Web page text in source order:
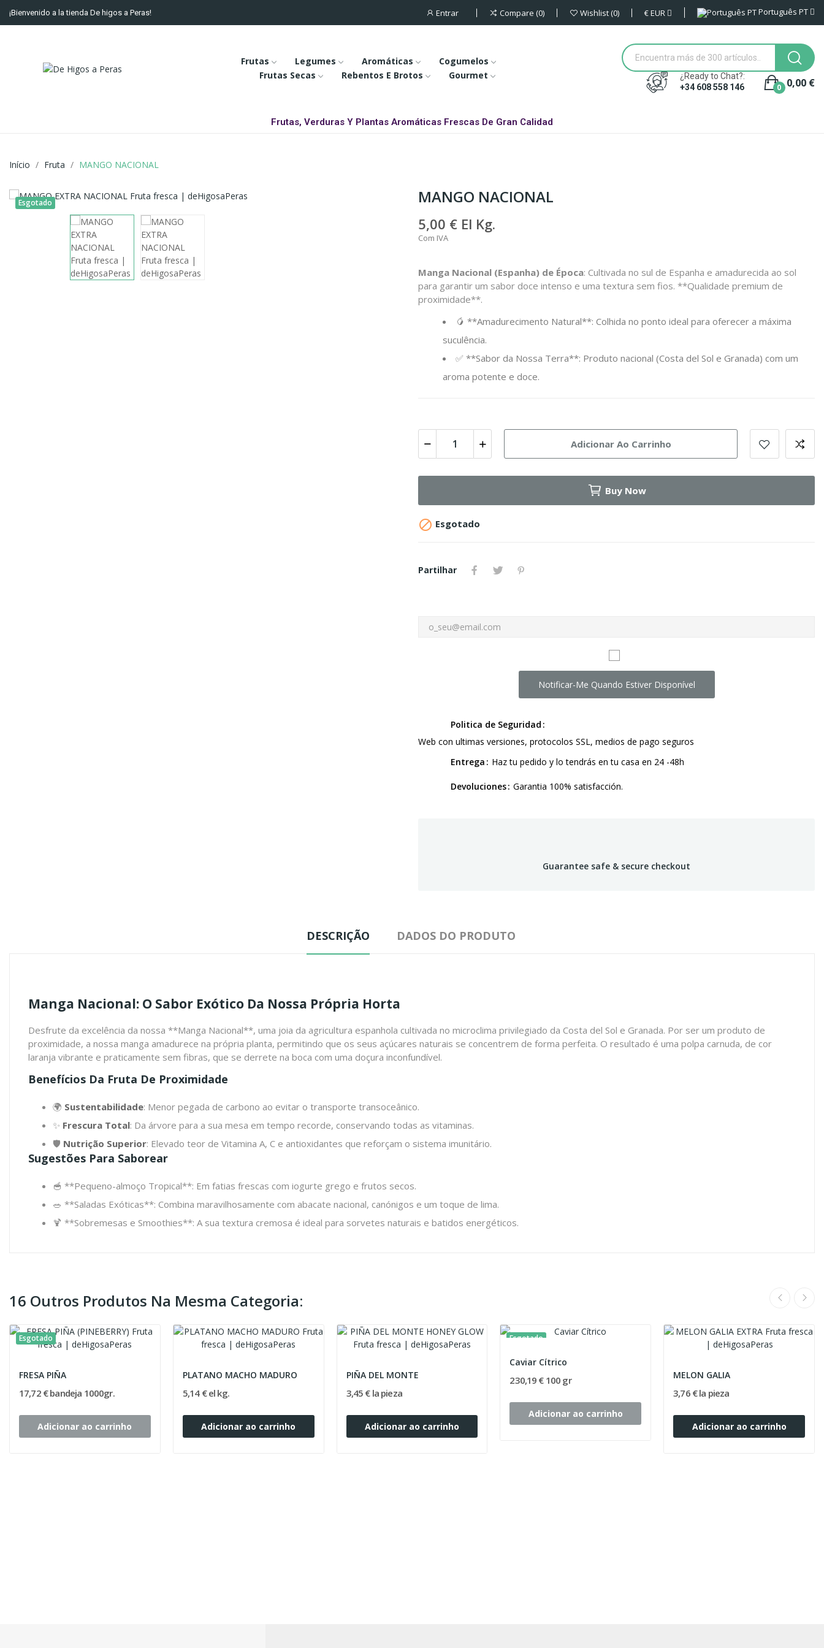
¡Bienvenido a la tienda De higos a Peras! Entrar Compare 0 Wishlist 0 €EUR Português PT
Frutas Legumes Aromáticas
Cogumelos
Frutas Secas
Rebentos E Brotos Gourmet
¿Ready to Chat?:
+34 608 558 146
0,00 €
0
Frutas, Verduras Y Plantas Aromáticas Frescas De Gran Calidad
Início Fruta MANGO NACIONAL
Esgotado MANGO NACIONAL
5,00 € El Kg.
Com IVA
Manga Nacional (Espanha) de Época: Cultivada no sul de Espanha e amadurecida ao sol
para garantir um sabor doce intenso e uma textura sem fios. **Qualidade premium de
proximidade**.
🥭 **Amadurecimento Natural**: Colhida no ponto ideal para oferecer a máxima
suculência.
✅ **Sabor da Nossa Terra**: Produto nacional (Costa del Sol e Granada) com um
aroma potente e doce.
Adicionar Ao Carrinho
Buy Now
 Esgotado
Partilhar
Notificar-Me Quando Estiver Disponível
Politica de Seguridad
Web con ultimas versiones, protocolos SSL, medios de pago seguros
Entrega
Haz tu pedido y lo tendrás en tu casa en 24 -48h
Devoluciones Garantia 100% satisfacción.
Guarantee safe & secure checkout
DESCRIÇÃO DADOS DO PRODUTO
Manga Nacional: O Sabor Exótico Da Nossa Própria Horta
Desfrute da excelência da nossa **Manga Nacional**, uma joia da agricultura espanhola cultivada no microclima privilegiado da Costa del Sol e Granada. Por ser um produto de
proximidade, a nossa manga amadurece na própria planta, permitindo que os seus açúcares naturais se concentrem de forma perfeita. O resultado é uma polpa carnuda, de cor
laranja vibrante e praticamente sem fibras, que se derrete na boca com uma doçura inconfundível.
Benefícios Da Fruta De Proximidade
🌍 Sustentabilidade: Menor pegada de carbono ao evitar o transporte transoceânico.
✨ Frescura Total: Da árvore para a sua mesa em tempo recorde, conservando todas as vitaminas.
🛡️ Nutrição Superior: Elevado teor de Vitamina A, C e antioxidantes que reforçam o sistema imunitário.
Sugestões Para Saborear
🥣 **Pequeno-almoço Tropical**: Em fatias frescas com iogurte grego e frutos secos.
🥗 **Saladas Exóticas**: Combina maravilhosamente com abacate nacional, canónigos e um toque de lima.
🍹 **Sobremesas e Smoothies**: A sua textura cremosa é ideal para sorvetes naturais e batidos energéticos.
16 Outros Produtos Na Mesma Categoria:
Esgotado
FRESA PIÑA
17,72 € bandeja 1000gr.
Adicionar ao carrinho
PLATANO MACHO MADURO
5,14 € el kg.
Adicionar ao carrinho
PIÑA DEL MONTE
3,45 € la pieza
Adicionar ao carrinho
Esgotado
Caviar Cítrico
230,19 € 100 gr
Adicionar ao carrinho
MELON GALIA
3,76 € la pieza
Adicionar ao carrinho